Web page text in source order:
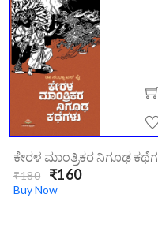
₹180 ₹160
Buy Now